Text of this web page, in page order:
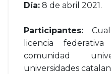
Día: 8 de abril 2021.
Participantes:
licencia
comunidad
universidades